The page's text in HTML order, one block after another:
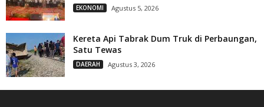
EKONOMI Agustus 5, 2026
Kereta Api Tabrak Dum Truk di Perbaungan,
Satu Tewas
DAERAH Agustus 3, 2026